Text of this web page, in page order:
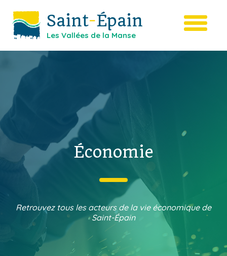
Saint-Épain
Les Vallées de la Manse
Économie
Retrouvez tous les acteurs de la vie économique de
Saint-Épain